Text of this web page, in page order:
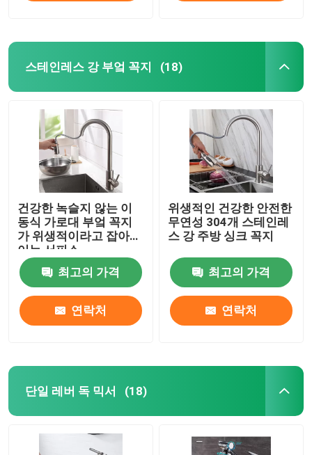
스테인레스 강 부엌 꼭지 (18)
건강한 녹슬지 않는 이
동식 가로대 부엌 꼭지
가 위생적이라고 잡아늘
이는 서피스
최고의 가격
연락처
위생적인 건강한 안전한
무연성 304개 스테인레
스 강 주방 싱크 꼭지
최고의 가격
연락처
단일 레버 독 믹서 (18)